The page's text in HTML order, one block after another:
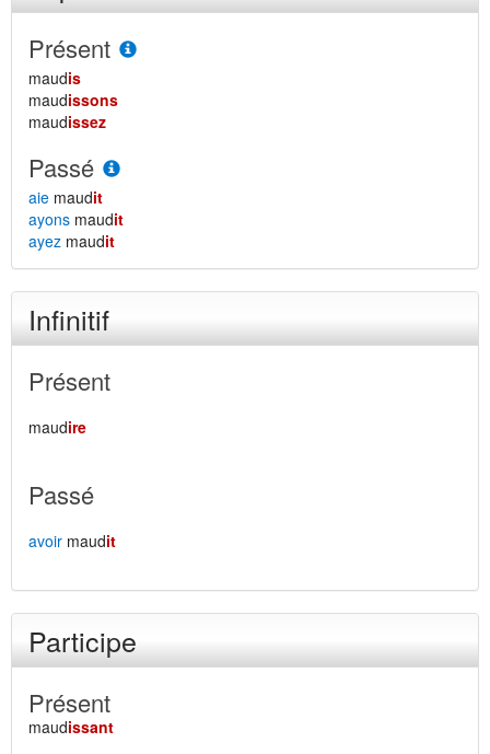
Présent
maudis
maudissons
maudissez
Passé
aie maudit
ayons maudit
ayez maudit
Infinitif
Présent
maudire
Passé
avoir maudit
Participe
Présent
maudissant